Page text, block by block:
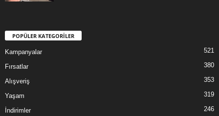
POPÜLER KATEGORİLER
Kampanyalar 521
Fırsatlar 380
Alışveriş 353
Yaşam 319
İndirimler 246